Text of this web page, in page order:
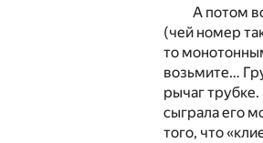
А потом
(чей номер
то
возьмите…
рычаг
сыграла его
того, что